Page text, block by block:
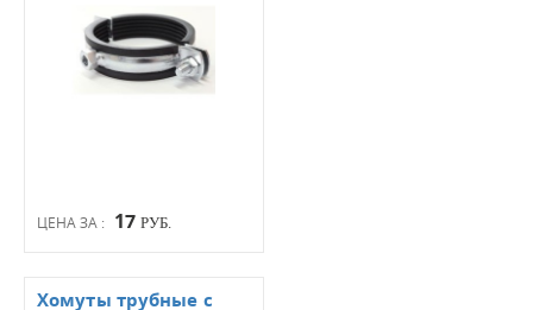
ЦЕНА ЗА : 17 РУБ.
Хомуты трубные с